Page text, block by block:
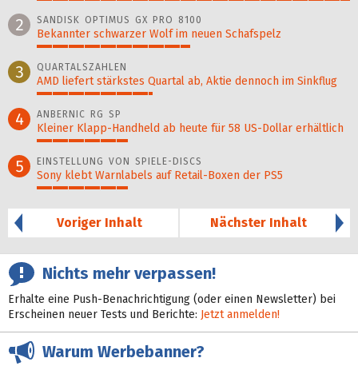
2 SANDISK OPTIMUS GX PRO 8100
Bekannter schwarzer Wolf im neuen Schafspelz
3 QUARTALSZAHLEN
AMD liefert stärkstes Quartal ab, Aktie dennoch im Sinkflug
4 ANBERNIC RG SP
Kleiner Klapp-Hand­held ab heute für 58 US-Dollar er­hält­lich
5 EINSTELLUNG VON SPIELE-DISCS
Sony klebt Warnlabels auf Retail-Boxen der PS5
Voriger Inhalt
Nächster Inhalt
Nichts mehr verpassen!
Erhalte eine Push-Benachrichtigung (oder einen Newsletter) bei
Erscheinen neuer Tests und Berichte: Jetzt anmelden!
Warum Werbebanner?